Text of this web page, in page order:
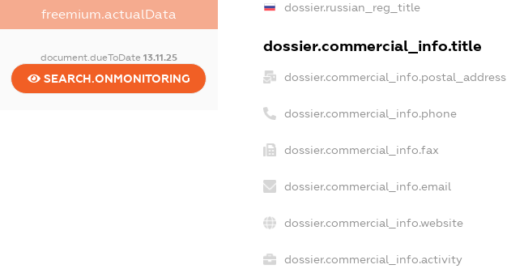
freemium.actualData
document.dueToDate 13.11.25
SEARCH.ONMONITORING
dossier.russian_reg_title
dossier.commercial_info.title
dossier.commercial_info.postal_address
dossier.commercial_info.phone
dossier.commercial_info.fax
dossier.commercial_info.email
dossier.commercial_info.website
dossier.commercial_info.activity